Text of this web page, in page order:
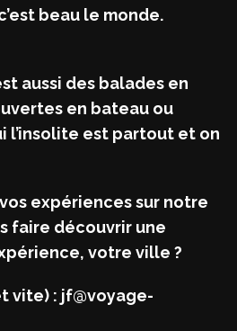
beau le monde.
aussi des balades en
en bateau ou
l’insolite est partout et on
expériences sur notre
faire découvrir une
votre ville ?
vite) : jf@voyage-